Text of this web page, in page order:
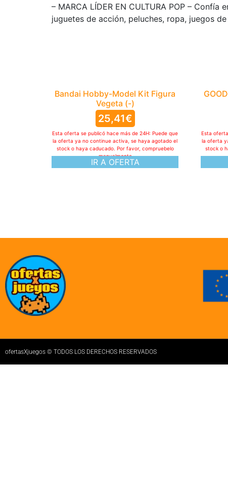
– MARCA LÍDER EN CULTURA POP –
juguetes de acción, peluches, ropa, juegos
Bandai Hobby-Model Kit Figura
Vegeta (-)
25,41€
IR A OFERTA
Esta oferta se publicó hace más de 24H: Puede que
la oferta ya no continue activa, se haya agotado el
stock o haya caducado. Por favor, compruebelo
manualmente
Esta
la oferta
stock o
ofertasXjuegos © TODOS LOS DERECHOS RESERVADOS